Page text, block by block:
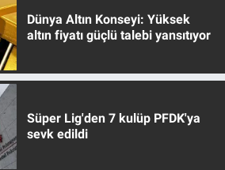
Dünya Altın Konseyi: Yüksek
altın fiyatı güçlü talebi yansıtıyor
Süper Lig'den 7 kulüp PFDK'ya
sevk edildi